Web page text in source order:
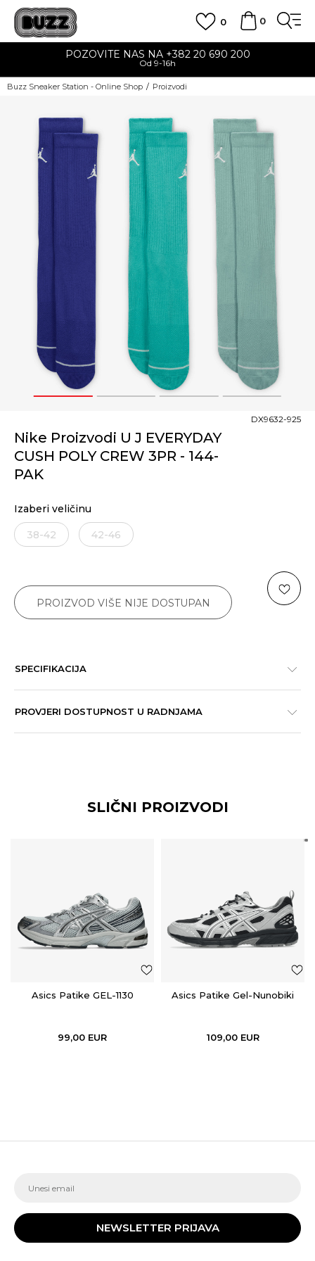
0
0
POZOVITE NAS NA +382 20 690 200
Od 9-16h
Buzz Sneaker Station - Online Shop Proizvodi
1 2 3 4
Nike Proizvodi U J EVERYDAY
CUSH POLY CREW 3PR - 144-
PAK
DX9632-925
Izaberi veličinu
38-42 42-46
PROIZVOD VIŠE NIJE DOSTUPAN
SPECIFIKACIJA
PROVJERI DOSTUPNOST U RADNJAMA
SLIČNI PROIZVODI
Asics Patike GEL-1130
99,00 EUR
Asics Patike Gel-Nunobiki
109,00 EUR
NEWSLETTER PRIJAVA